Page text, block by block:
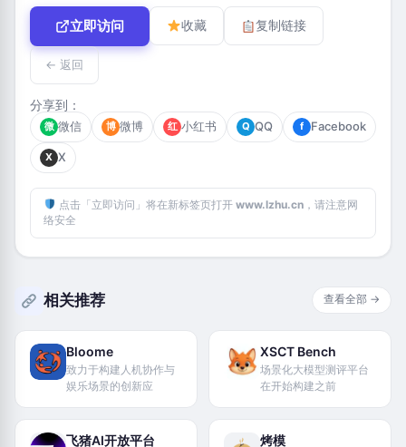
立即访问 收藏 复制链接
← 返回
分享到：
微 微信 博 微博 红 小红书 Q QQ f Facebook
X X
点击「立即访问」将在新标签页打开 www.lzhu.cn，请注意网
络安全
相关推荐 查看全部 →
Bloome
致力于构建人机协作与
娱乐场景的创新应
XSCT Bench
场景化大模型测评平台
在开始构建之前
飞猪AI开放平台 烤模